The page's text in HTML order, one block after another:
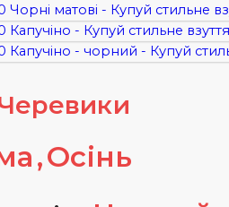
Осінь